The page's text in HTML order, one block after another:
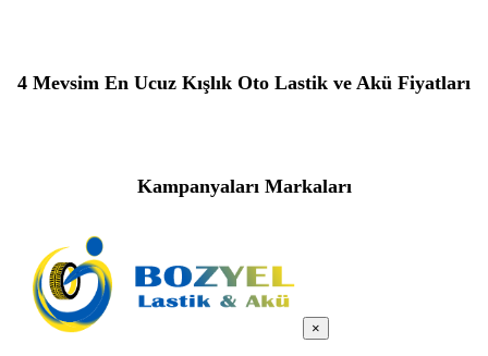
4 Mevsim En Ucuz Kışlık Oto Lastik ve Akü Fiyatları
Kampanyaları Markaları
×